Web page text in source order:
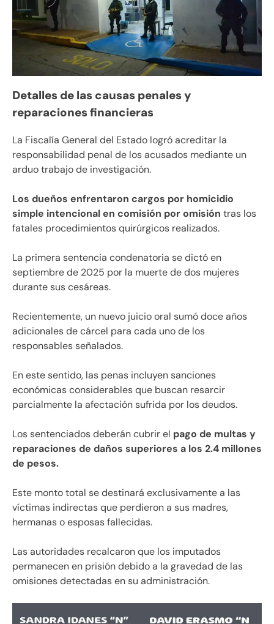
Detalles de las causas penales y
reparaciones financieras
La Fiscalía General del Estado logró acreditar la
responsabilidad penal de los acusados mediante un
arduo trabajo de investigación.
Los dueños enfrentaron cargos por homicidio
simple intencional en comisión por omisión tras los
fatales procedimientos quirúrgicos realizados.
La primera sentencia condenatoria se dictó en
septiembre de 2025 por la muerte de dos mujeres
durante sus cesáreas.
Recientemente, un nuevo juicio oral sumó doce años
adicionales de cárcel para cada uno de los
responsables señalados.
En este sentido, las penas incluyen sanciones
económicas considerables que buscan resarcir
parcialmente la afectación sufrida por los deudos.
Los sentenciados deberán cubrir el pago de multas y
reparaciones de daños superiores a los 2.4 millones
de pesos.
Este monto total se destinará exclusivamente a las
víctimas indirectas que perdieron a sus madres,
hermanas o esposas fallecidas.
Las autoridades recalcaron que los imputados
permanecen en prisión debido a la gravedad de las
omisiones detectadas en su administración.